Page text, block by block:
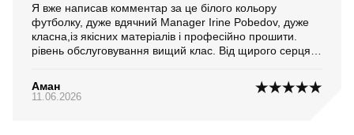
Я вже написав комментар за це білого кольору
футболку, дуже вдячний Manager Irine Pobedov, дуже
класна,із якісних матеріалів і професійно прошити.
рівень обслуговування вищий клас. Від щирого серця
Аман
11.06.2026